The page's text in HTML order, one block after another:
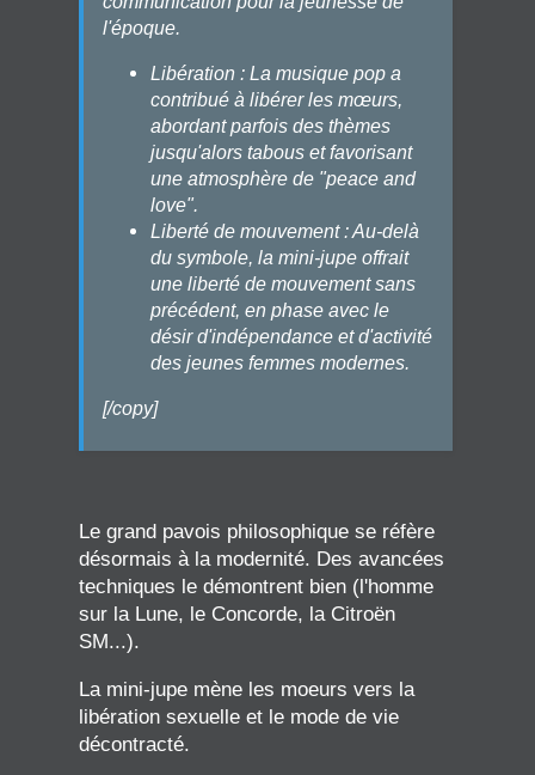
l'époque.
Libération : La musique pop a
contribué à libérer les mœurs,
abordant parfois des thèmes
jusqu'alors tabous et favorisant
une atmosphère de "peace and
love".
Liberté de mouvement : Au-delà
du symbole, la mini-jupe offrait
une liberté de mouvement sans
précédent, en phase avec le
désir d'indépendance et d'activité
des jeunes femmes modernes.
[/copy]
Le grand pavois philosophique se réfère
désormais à la modernité. Des avancées
techniques le démontrent bien (l'homme
sur la Lune, le Concorde, la Citroën
SM...).
La mini-jupe mène les moeurs vers la
libération sexuelle et le mode de vie
décontracté.